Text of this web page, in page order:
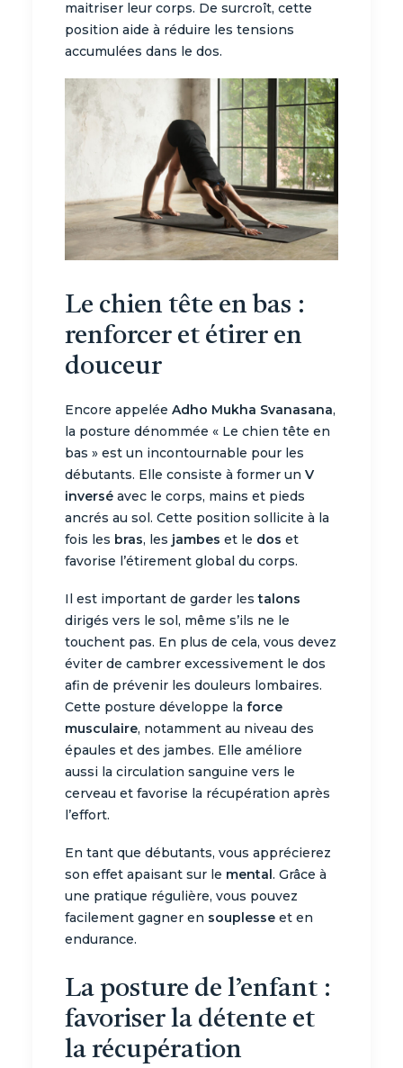
maitriser leur corps. De surcroît, cette
position aide à réduire les tensions
accumulées dans le dos.
Le chien tête en bas :
renforcer et étirer en
douceur
Encore appelée Adho Mukha Svanasana,
la posture dénommée « Le chien tête en
bas » est un incontournable pour les
débutants. Elle consiste à former un V
inversé avec le corps, mains et pieds
ancrés au sol. Cette position sollicite à la
fois les bras, les jambes et le dos et
favorise l’étirement global du corps.
Il est important de garder lestalons
dirigés vers le sol, même s’ils ne le
touchent pas. En plus de cela, vous devez
éviter de cambrer excessivement le dos
afin de prévenir les douleurs lombaires.
Cette posture développe la force
musculaire, notamment au niveau des
épaules et des jambes. Elle améliore
aussi la circulation sanguine vers le
cerveau et favorise la récupération après
l’effort.
En tant que débutants, vous apprécierez
son effet apaisant sur le mental. Grâce à
une pratique régulière, vous pouvez
facilement gagner en souplesse et en
endurance.
La posture de l’enfant :
favoriser la détente et
la récupération